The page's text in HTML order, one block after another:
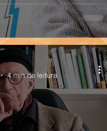
4 min de leitura